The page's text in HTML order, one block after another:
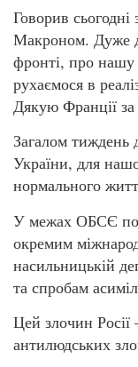
Говорив
Макроном. Дуже
фронті, про нашу
рухаємося в
Дякую Франції
Загалом тиждень
України, для
нормального
У межах ОБСЄ
окремим
насильницькій
та спробам
Цей злочин Росії
антилюдських